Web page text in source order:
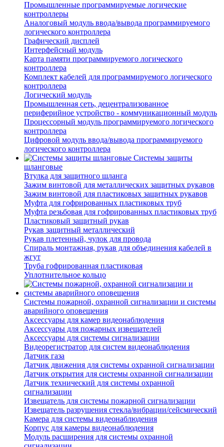
Промышленные программируемые логические
контроллеры
Аналоговый модуль ввода/вывода программируемого
логического контроллера
Графический дисплей
Интерфейсный модуль
Карта памяти программируемого логического
контроллера
Комплект кабелей для программируемого логического
контроллера
Логический модуль
Промышленная сеть, децентрализованное
периферийное устройство - коммуникационный модуль
Процессорный модуль программируемого логического
контроллера
Цифровой модуль ввода/вывода программируемого
логического контроллера
Системы защиты
шланговые
Втулка для защитного шланга
Зажим винтовой для металлических защитных рукавов
Зажим винтовой для пластиковых защитных рукавов
Муфта для гофрированных пластиковых труб
Муфта резьбовая для гофрированных пластиковых труб
Пластиковый защитный рукав
Рукав защитный металлический
Рукав плетенный, чулок для провода
Спираль монтажная, рукав для объединения кабелей в
жгут
Труба гофрированная пластиковая
Уплотнительное кольцо
Системы пожарной, охранной сигнализации и системы
аварийного оповещения
Аксессуары для камер видеонаблюдения
Аксессуары для пожарных извещателей
Аксессуары для системы сигнализации
Видеорегистратор для систем видеонаблюдения
Датчик газа
Датчик движения для системы охранной сигнализации
Датчик открытия для системы охранной сигнализации
Датчик технический для системы охранной
сигнализации
Извещатель для системы пожарной сигнализации
Извещатель разрушения стекла/вибрации/сейсмический
Камера для системы видеонаблюдения
Корпус для камеры видеонаблюдения
Модуль расширения для системы охранной